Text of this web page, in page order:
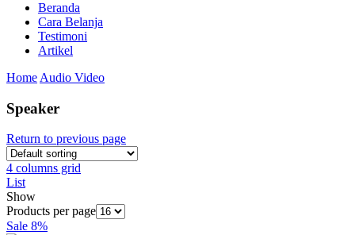
Beranda
Cara Belanja
Testimoni
Artikel
Home Audio Video
Speaker
Return to previous page
4 columns grid
List
Show
Products per page
Sale 8%